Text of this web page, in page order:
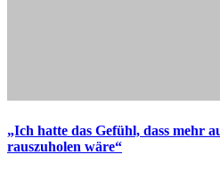
„Ich hatte das Gefühl, dass mehr
rauszuholen wäre“